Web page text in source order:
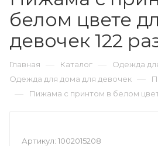
белом цвете
девочек 122
Главная — Каталог — Одежда
Одежда для дома для девочек —
— Пижама с принтом в белом
Артикул: 1002015208